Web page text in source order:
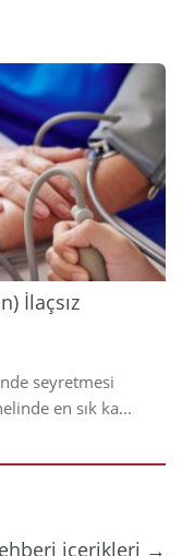
2026
İlaçsız
seyretmesi
en sık ka...
içerikleri →